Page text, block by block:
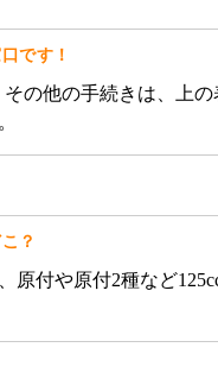
です！
その他の手続きは、上
？
原付や原付2種など